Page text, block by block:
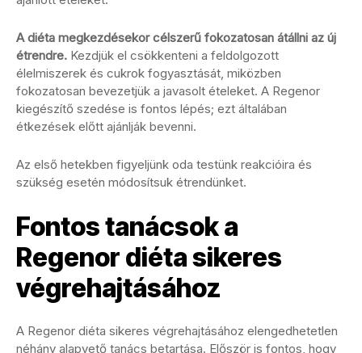
A diéta megkezdésekor célszerű fokozatosan átállni az új
étrendre. Kezdjük el csökkenteni a feldolgozott
élelmiszerek és cukrok fogyasztását, miközben
fokozatosan bevezetjük a javasolt ételeket. A Regenor
kiegészítő szedése is fontos lépés; ezt általában
étkezések előtt ajánlják bevenni.
Az első hetekben figyeljünk oda testünk reakcióira és
szükség esetén módosítsuk étrendünket.
Fontos tanácsok a
Regenor diéta sikeres
végrehajtásához
A Regenor diéta sikeres végrehajtásához elengedhetetlen
néhány alapvető tanács betartása. Először is fontos, hogy